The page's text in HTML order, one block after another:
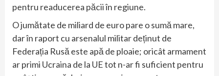
pentru readucerea păcii în regiune.
O jumătate de miliard de euro pare o sumă mare,
dar în raport cu arsenalul militar deținut de
Federația Rusă este apă de ploaie; oricât armament
ar primi Ucraina de la UE tot n-ar fi suficient pentru